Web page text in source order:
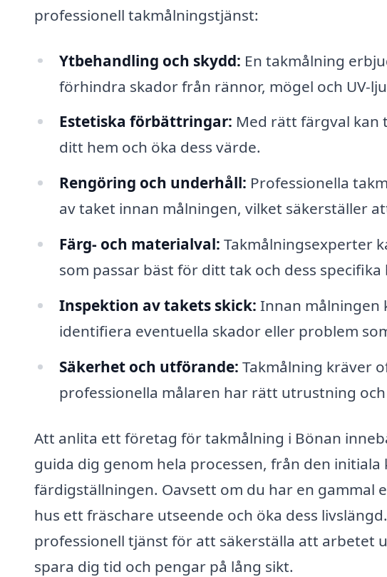
professionell takmålningstjänst:
Ytbehandling och skydd: En takmålning
förhindra skador från rännor, mögel och UV-
Estetiska förbättringar: Med rätt färgval kan
ditt hem och öka dess värde.
Rengöring och underhåll: Professionella
av taket innan målningen, vilket säkerställer
Färg- och materialval: Takmålningsexperter
som passar bäst för ditt tak och dess specifika
Inspektion av takets skick: Innan målningen
identifiera eventuella skador eller problem
Säkerhet och utförande: Takmålning kräver
professionella målaren har rätt utrustning
Att anlita ett företag för takmålning i Bönan
guida dig genom hela processen, från den
färdigställningen. Oavsett om du har en gammal
hus ett fräschare utseende och öka dess
professionell tjänst för att säkerställa att arbetet
spara dig tid och pengar på lång sikt.